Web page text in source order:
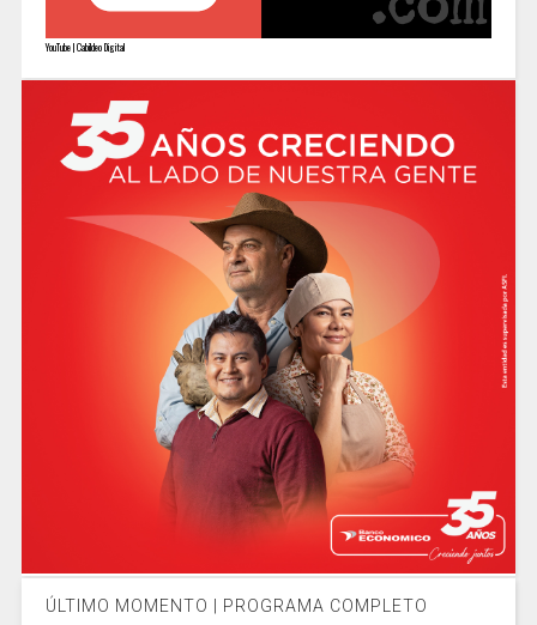
YouTube | Cabildeo Digital
ÚLTIMO MOMENTO | PROGRAMA COMPLETO